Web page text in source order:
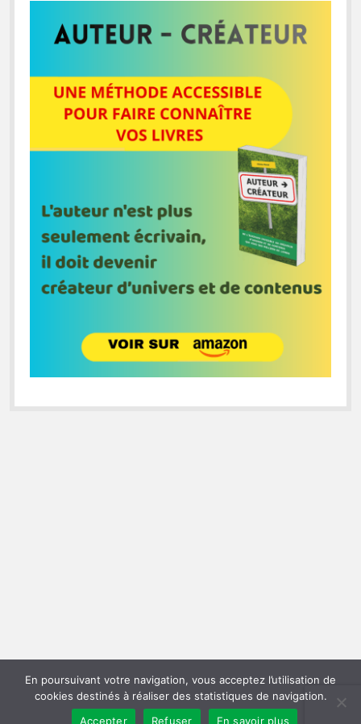
En poursuivant votre navigation, vous acceptez l’utilisation de
cookies destinés à réaliser des statistiques de navigation.
Accepter
Refuser En savoir plus